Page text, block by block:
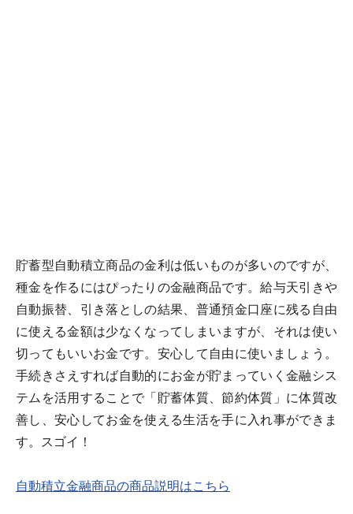
貯蓄型自動積立商品の金利は低いものが多いのですが、
種金を作るにはぴったりの金融商品です。給与天引きや
自動振替、引き落としの結果、普通預金口座に残る自由
に使える金額は少なくなってしまいますが、それは使い
切ってもいいお金です。安心して自由に使いましょう。
手続きさえすれば自動的にお金が貯まっていく金融シス
テムを活用することで「貯蓄体質、節約体質」に体質改
善し、安心してお金を使える生活を手に入れ事ができま
す。スゴイ！
自動積立金融商品の商品説明はこちら